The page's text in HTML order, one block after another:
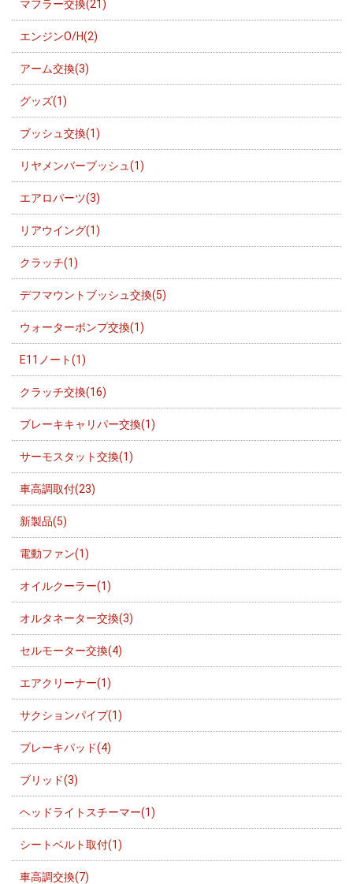
マフラー交換(21)
エンジンO/H(2)
アーム交換(3)
グッズ(1)
ブッシュ交換(1)
リヤメンバーブッシュ(1)
エアロパーツ(3)
リアウイング(1)
クラッチ(1)
デフマウントブッシュ交換(5)
ウォーターポンプ交換(1)
E11ノート(1)
クラッチ交換(16)
ブレーキキャリパー交換(1)
サーモスタット交換(1)
車高調取付(23)
新製品(5)
電動ファン(1)
オイルクーラー(1)
オルタネーター交換(3)
セルモーター交換(4)
エアクリーナー(1)
サクションパイプ(1)
ブレーキパッド(4)
ブリッド(3)
ヘッドライトスチーマー(1)
シートベルト取付(1)
車高調交換(7)